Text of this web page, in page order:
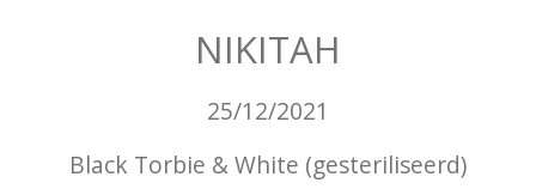
NIKITAH
25/12/2021
Black Torbie & White (gesteriliseerd)